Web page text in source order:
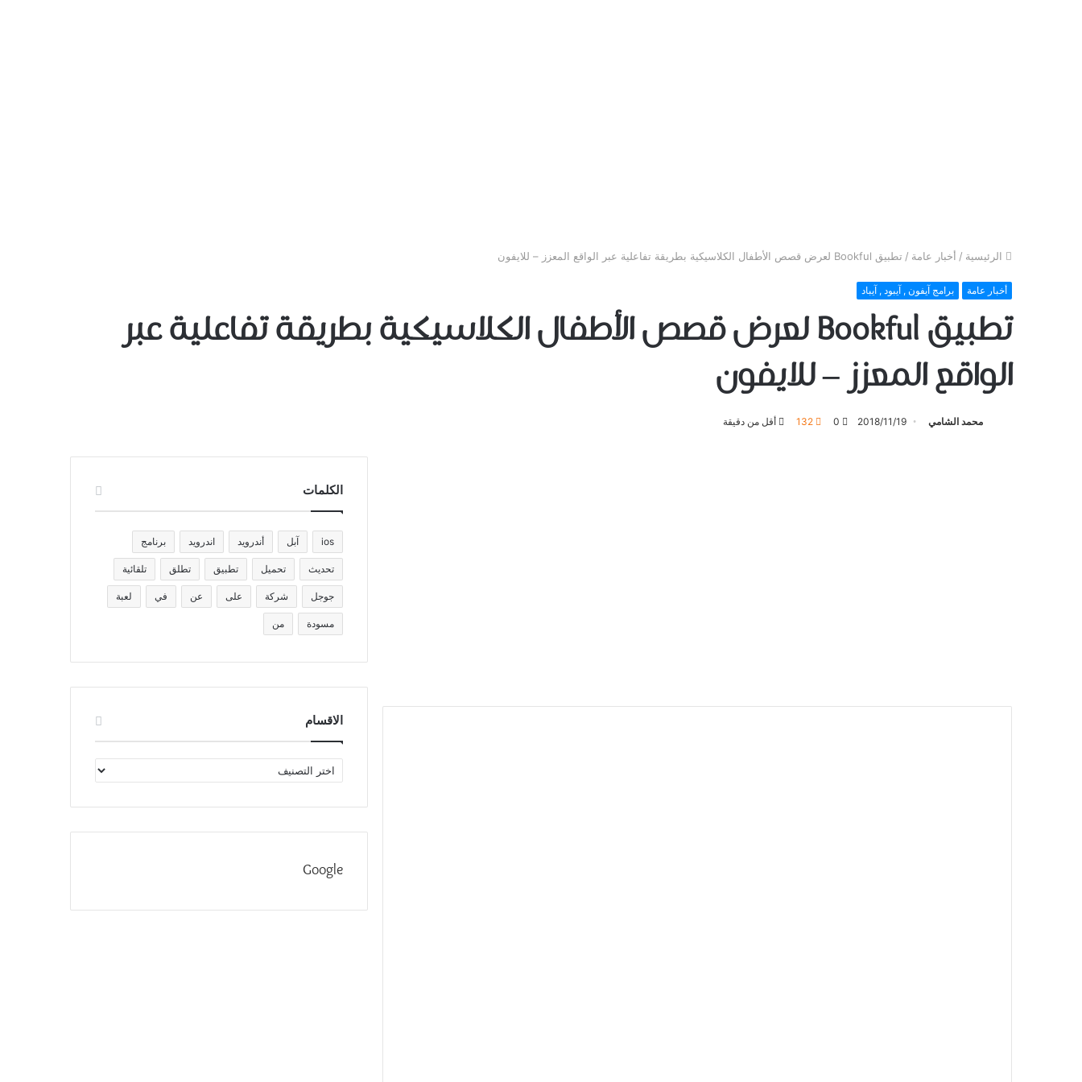
الرئيسية / أخبار عامة / تطبيق Bookful لعرض قصص الأطفال الكلاسيكية بطريقة تفاعلية عبر الواقع المعزز – للايفون
أخبار عامة برامج آيفون , آيبود , آيباد
تطبيق Bookful لعرض قصص الأطفال الكلاسيكية بطريقة تفاعلية عبر
الواقع المعزز – للايفون
محمد الشامي 2018/11/19
0
132 أقل من دقيقة
الكلمات
ios آبل أندرويد اندرويد برنامج
تحديث تحميل تطبيق تطلق تلقائية
جوجل شركة على عن في لعبة
مسودة من
الاقسام
الاقسام
Google